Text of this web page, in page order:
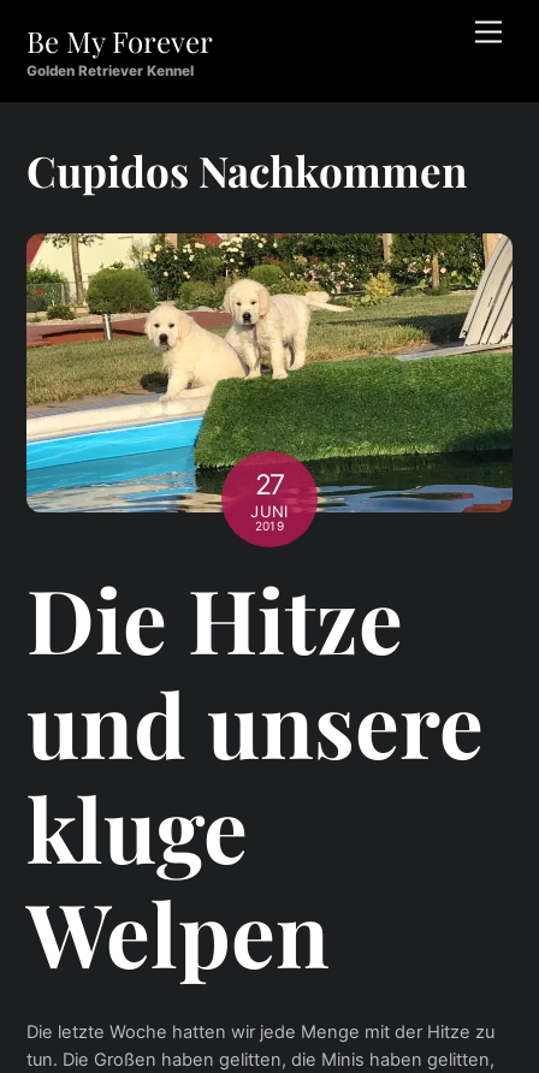
content
Be My Forever
Golden Retriever Kennel
Cupidos Nachkommen
27
JUNI
2019
Die Hitze
und unsere
kluge
Welpen
Die letzte Woche hatten wir jede Menge mit der Hitze zu
tun. Die Großen haben gelitten, die Minis haben gelitten,